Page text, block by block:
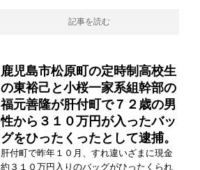
記事を読む
鹿児島市松原町の定時制高校生
の東裕己と小桜一家系組幹部の
福元善隆が肝付町で７２歳の男
性から３１０万円が入ったバッ
グをひったくったとして逮捕。
肝付町で昨年１０月、すれ違いざまに現金
約３１０万円入りのバッグがひったくられ